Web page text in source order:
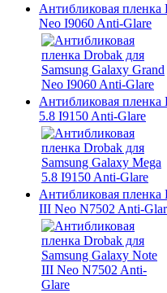
Антибликовая пленка
Neo I9060 Anti-Glare
Антибликовая пленка
5.8 I9150 Anti-Glare
Антибликовая пленка
III Neo N7502 Anti-